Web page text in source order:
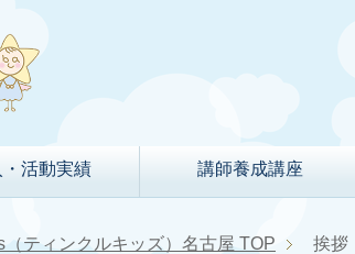
活動実績 講師養成講座
ティンクルキッズ）名古屋 TOP 挨拶